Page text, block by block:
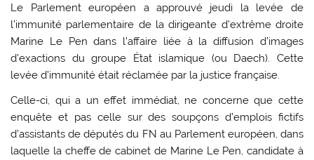
Le Parlement européen a approuvé jeudi la levée de
l’immunité parlementaire de la dirigeante d’extrême droite
Marine Le Pen dans l’affaire liée à la diffusion d’images
d’exactions du groupe État islamique (ou Daech). Cette
levée d’immunité était réclamée par la justice française.
Celle-ci, qui a un effet immédiat, ne concerne que cette
enquête et pas celle sur des soupçons d’emplois fictifs
d’assistants de députés du FN au Parlement européen, dans
laquelle la cheffe de cabinet de Marine Le Pen, candidate à